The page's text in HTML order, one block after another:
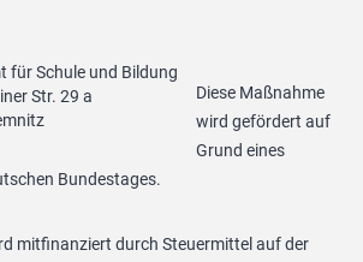
für Schule und Bildung
Str. 29 a
Diese Maßnahme
wird gefördert auf
Grund eines
Bundestages.
mitfinanziert durch Steuermittel auf der